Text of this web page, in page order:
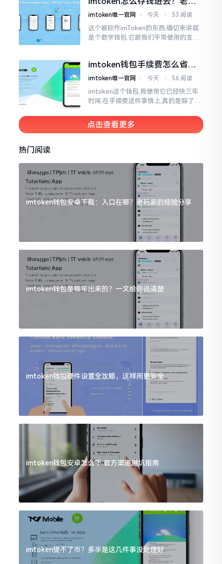
家教你把钱转进钱包
imtoken唯一官网 ⋅ 今天 ⋅ 53 阅读
这个被称作imToken的东西,确切来讲就
是个数字钱包,它跟我们平常使用的支付
时候都会陷入困惑
imtoken钱包手续费怎么省？
老玩家告诉你几个实在招
imtoken唯一官网 ⋅ 今天 ⋅ 56 阅读
imtoken这个钱包,我使用它已经快三年
时间,在手续费这件事情上,真的是踩了好
的时候,都会心疼得一直嘬牙花子
点击查看更多
热门阅读
imtoken钱包安卓下载：入口在哪？老玩家的经验分享
imtoken钱包是哪年出来的？一文给你说清楚
imtoken钱包硬件设置全攻略，这样用更安全
imtoken钱包安卓怎么下 官方渠道避坑指南
imtoken提不了币？多半是这几件事没处理好